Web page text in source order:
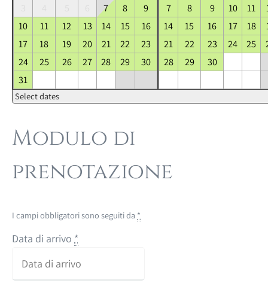
7 8
9
10
11 12 13 14 15
16
17
18 19 20 21 22
23
24
25 26 27 28 29
30
31
7
8 9 10 11
14
15 16 17 18
21
22 23 24 25
28
29 30
Select dates
Modulo di
prenotazione
I campi obbligatori sono seguiti da *
Data di arrivo *